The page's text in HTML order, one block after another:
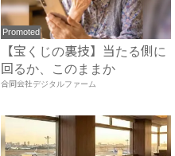
Promoted
【宝くじの裏技】当たる側に
回るか、このままか
合同会社デジタルファーム